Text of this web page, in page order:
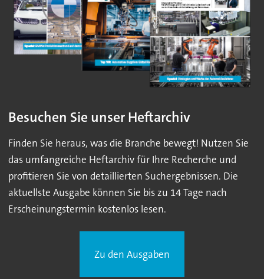
Besuchen Sie unser Heftarchiv
Finden Sie heraus, was die Branche bewegt! Nutzen Sie
das umfangreiche Heftarchiv für Ihre Recherche und
profitieren Sie von detaillierten Suchergebnissen. Die
aktuellste Ausgabe können Sie bis zu 14 Tage nach
Erscheinungstermin kostenlos lesen.
Zu den Ausgaben